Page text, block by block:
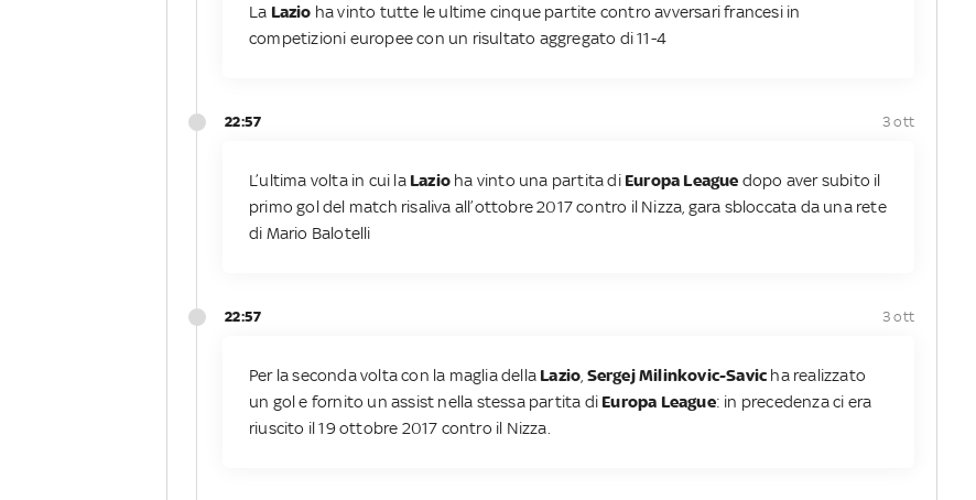
La Lazio ha vinto tutte le ultime cinque partite contro avversari francesi in
competizioni europee con un risultato aggregato di 11-4
22:57 3 ott
L’ultima volta in cui la Lazio ha vinto una partita di Europa League dopo aver subito il
primo gol del match risaliva all’ottobre 2017 contro il Nizza, gara sbloccata da una rete
di Mario Balotelli
22:57 3 ott
Per la seconda volta con la maglia della Lazio Sergej Milinkovic-Savic ha realizzato
un gol e fornito un assist nella stessa partita di Europa League: in precedenza ci era
riuscito il 19 ottobre 2017 contro il Nizza.